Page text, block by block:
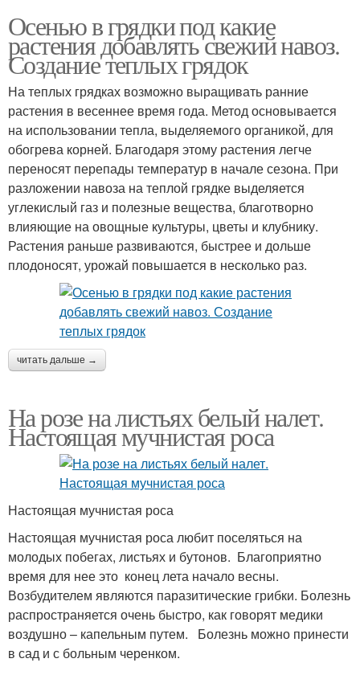
Осенью в грядки под какие
растения добавлять свежий навоз.
Создание теплых грядок
На теплых грядках возможно выращивать ранние
растения в весеннее время года. Метод основывается
на использовании тепла, выделяемого органикой, для
обогрева корней. Благодаря этому растения легче
переносят перепады температур в начале сезона. При
разложении навоза на теплой грядке выделяется
углекислый газ и полезные вещества, благотворно
влияющие на овощные культуры, цветы и клубнику.
Растения раньше развиваются, быстрее и дольше
плодоносят, урожай повышается в несколько раз.
читать дальше →
На розе на листьях белый налет.
Настоящая мучнистая роса
Настоящая мучнистая роса
Настоящая мучнистая роса любит поселяться на
молодых побегах, листьях и бутонов. Благоприятно
время для нее это конец лета начало весны.
Возбудителем являются паразитические грибки. Болезнь
распространяется очень быстро, как говорят медики
воздушно – капельным путем. Болезнь можно принести
в сад и с больным черенком.